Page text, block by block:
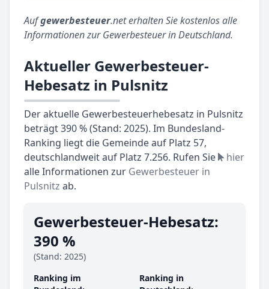
Aufgewerbesteuer.net erhalten Sie kostenlos alle
Informationen zur Gewerbesteuer in Deutschland.
Aktueller Gewerbesteuer-
Hebesatz in Pulsnitz
Der aktuelle Gewerbesteuerhebesatz in Pulsnitz
beträgt 390 % (Stand: 2025). Im Bundesland-
Ranking liegt die Gemeinde auf Platz 57,
deutschlandweit auf Platz 7.256. Rufen Sie
hier
alle Informationen zur Gewerbesteuer in
Pulsnitz ab.
Gewerbesteuer-Hebesatz:
390 %
(Stand: 2025)
Ranking im
Ranking in